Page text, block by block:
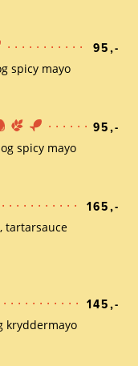
spicy mayo
95,-
spicy mayo
95,-
tartarsauce
165,-
kryddermayo
145,-